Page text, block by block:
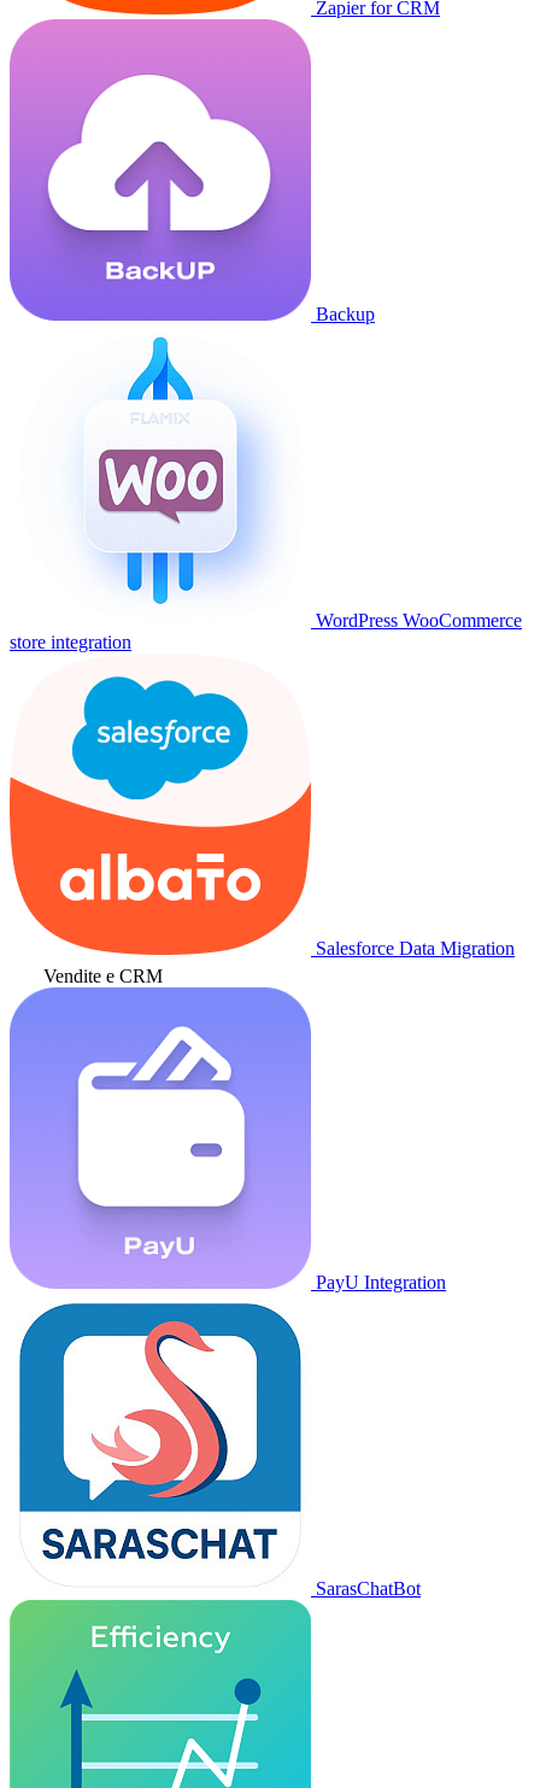
Zapier for CRM
Backup
WordPress WooCommerce
store integration
Salesforce Data Migration
Vendite e CRM
PayU Integration
SarasChatBot